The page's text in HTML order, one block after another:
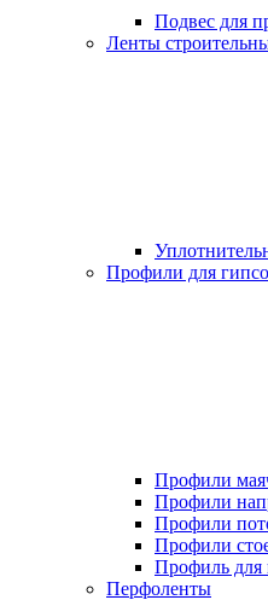
Подвес для
Ленты
Профили для
Профили
Профили
Профили
Профили
Профиль для
Перфоленты